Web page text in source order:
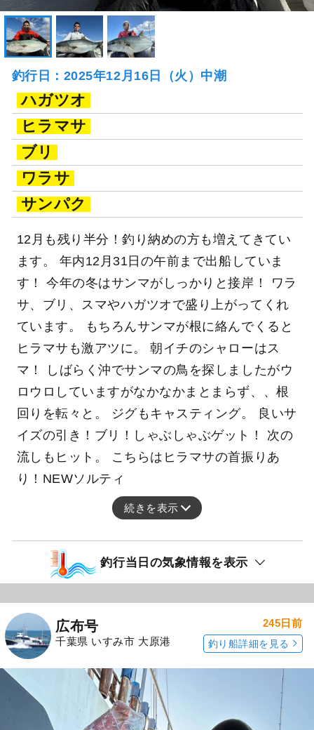
釣行日：2025年12月16日（火）中潮
ハガツオ
ヒラマサ
ブリ
ワラサ
サンパク
12月も残り半分！釣り納めの方も増えてきてい
ます。 年内12月31日の午前まで出船していま
す！ 今年の冬はサンマがしっかりと接岸！ ワラ
サ、ブリ、スマやハガツオで盛り上がってくれ
ています。 もちろんサンマが根に絡んでくると
ヒラマサも激アツに。 朝イチのシャローはス
マ！ しばらく沖でサンマの鳥を探しましたがウ
ロウロしていますがなかなかまとまらず、、根
回りを転々と。 ジグもキャスティング。 良いサ
イズの引き！ブリ！しゃぶしゃぶゲット！ 次の
流しもヒット。 こちらはヒラマサの首振りあ
り！NEWソルティ
続きを表示
釣行当日の気象情報を表示
広布号
千葉県 いすみ市 大原港
245日前
釣り船詳細を見る